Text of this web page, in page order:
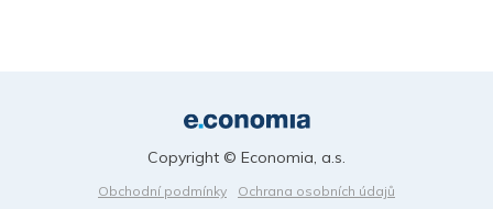
Obchodní podmínky
Ochrana osobních údajů
Copyright © Economia, a.s.